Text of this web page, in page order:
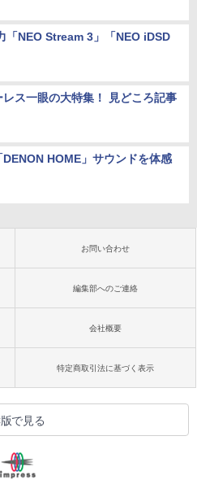
NEO Stream 3」「NEO iDSD
レス一眼の大特集！ 見どころ記事
HOME」サウンドを体感
お問い合わせ
編集部へのご連絡
会社概要
特定商取引法に基づく表示
で見る